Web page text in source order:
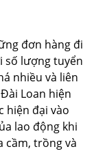
đơn hàng đi
số lượng tuyển
nhiều và liên
Loan hiện
hiện đại vào
lao động khi
cầm, trồng và